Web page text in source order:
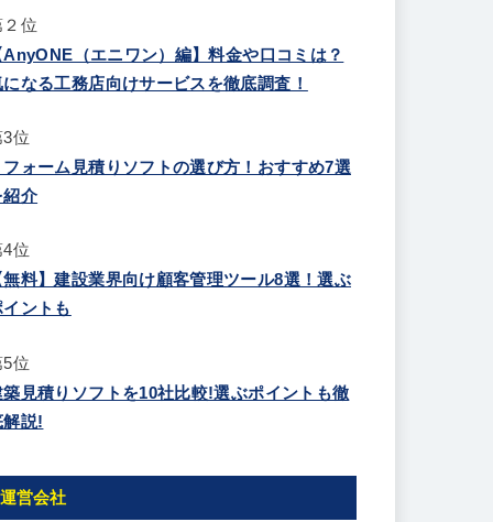
２位
AnyONE（エニワン）編】料金や口コミは？
になる工務店向けサービスを徹底調査！
3位
フォーム見積りソフトの選び方！おすすめ7選
紹介
4位
無料】建設業界向け顧客管理ツール8選！選ぶ
イントも
5位
築見積りソフトを10社比較!選ぶポイントも徹
解説!
運営会社